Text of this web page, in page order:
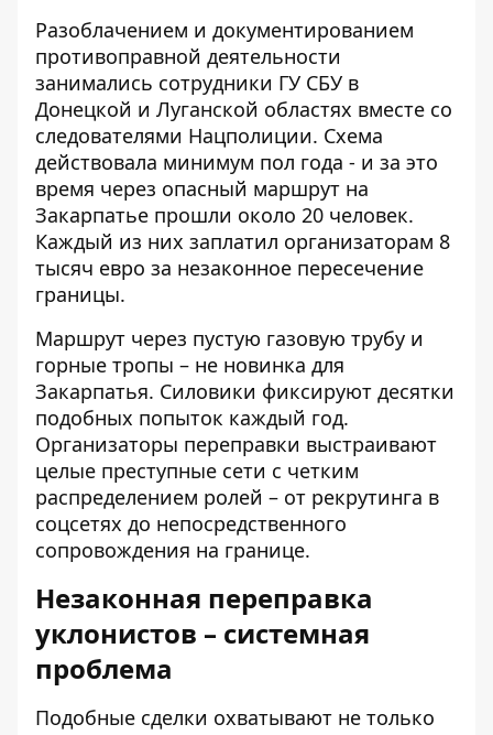
Разоблачением и документированием
противоправной деятельности
занимались сотрудники ГУ СБУ в
Донецкой и Луганской областях вместе со
следователями Нацполиции. Схема
действовала минимум пол года - и за это
время через опасный маршрут на
Закарпатье прошли около 20 человек.
Каждый из них заплатил организаторам 8
тысяч евро за незаконное пересечение
границы.
Маршрут через пустую газовую трубу и
горные тропы – не новинка для
Закарпатья. Силовики фиксируют десятки
подобных попыток каждый год.
Организаторы переправки выстраивают
целые преступные сети с четким
распределением ролей – от рекрутинга в
соцсетях до непосредственного
сопровождения на границе.
Незаконная переправка
уклонистов – системная
проблема
Подобные сделки охватывают не только